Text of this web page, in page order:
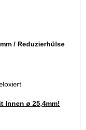
/ Reduzierhülse
Innen ø 25,4mm!